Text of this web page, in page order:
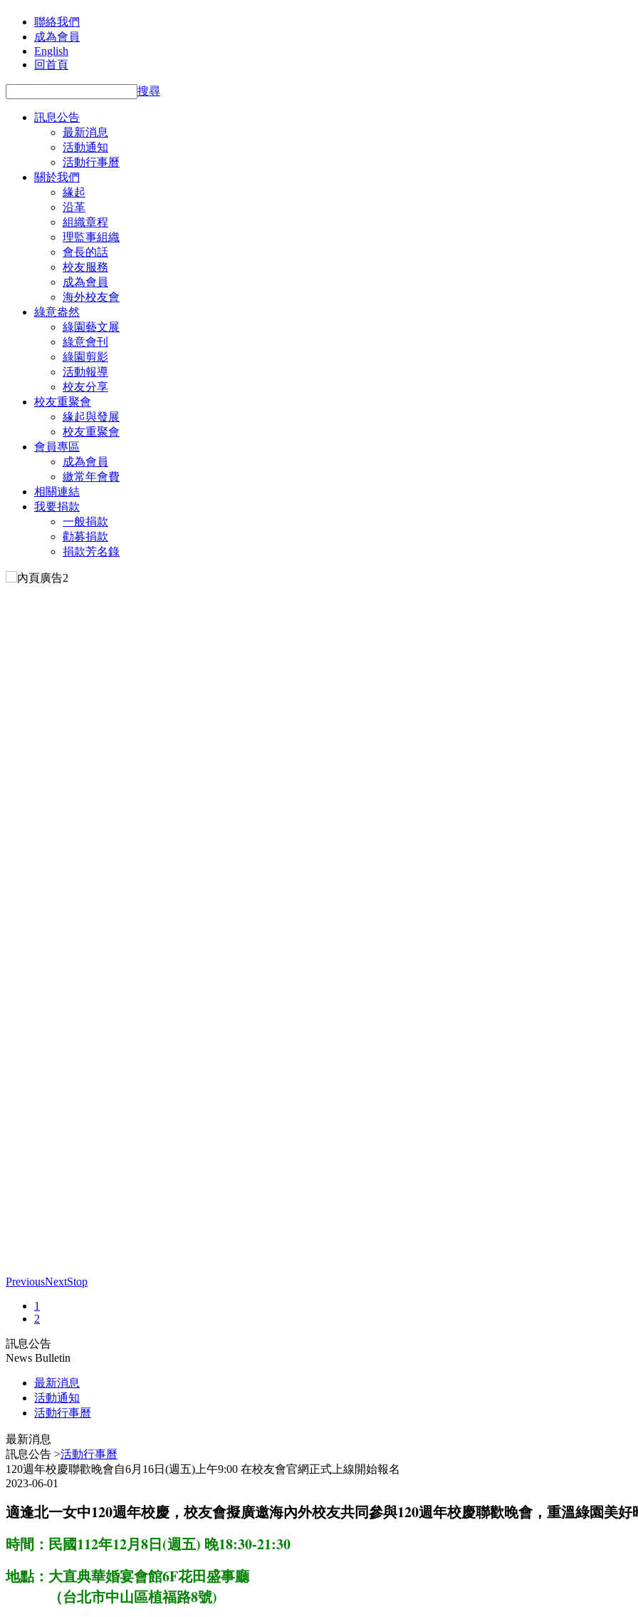
聯絡我們
成為會員
English
回首頁
搜尋
訊息公告
最新消息
活動通知
活動行事曆
關於我們
緣起
沿革
組織章程
理監事組織
會長的話
校友服務
成為會員
海外校友會
綠意盎然
綠園藝文展
綠意會刊
綠園剪影
活動報導
校友分享
校友重聚會
緣起與發展
校友重聚會
會員專區
成為會員
繳常年會費
相關連結
我要捐款
一般捐款
勸募捐款
捐款芳名錄
PreviousNextStop
1
2
訊息公告
News Bulletin
最新消息
活動通知
活動行事曆
最新消息
訊息公告 >活動行事曆
120週年校慶聯歡晚會自6月16日(週五)上午9:00 在校友會官網正式上線開始報名
2023-06-01
適逢北一女中120週年校慶，校友會擬廣邀海內外校友共同參與120週年校慶聯歡晚會，重溫綠園美好
時間：民國112年12月8日(週五) 晚18:30-21:30
地點：大直典華婚宴會館6F花田盛事廳
（台北市中山區植福路8號)